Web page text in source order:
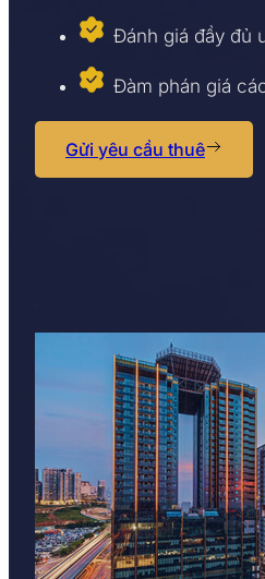
Đánh giá đầy đủ
Đàm phán giá
Gửi yêu cầu thuê